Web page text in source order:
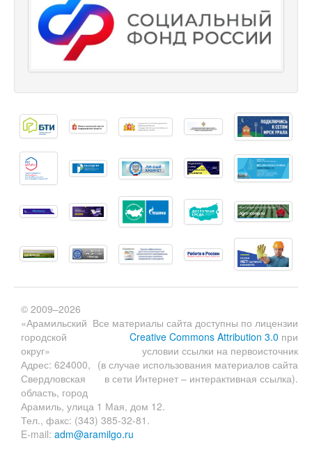
Все материалы сайта доступны по лицензии
Creative Commons Attribution 3.0 при
условии ссылки на первоисточник
(в случае использования материалов сайта
в сети Интернет – интерактивная ссылка).
© 2009–2026
«Арамильский
городской
округ»
Адрес: 624000,
Свердловская
область, город
Арамиль, улица 1 Мая, дом 12.
Тел., факс: (343) 385-32-81.
E-mail: adm@aramilgo.ru